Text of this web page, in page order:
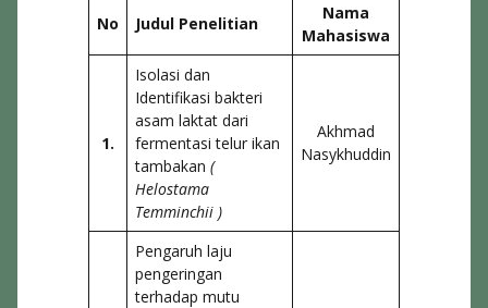
No Judul Penelitian
Nama
Mahasiswa
1.
Isolasi dan
Identifikasi bakteri
asam laktat dari
fermentasi telur ikan
tambakan (
Helostama
Temminchii )
Akhmad
Nasykhuddin
Pengaruh laju
pengeringan
terhadap mutu